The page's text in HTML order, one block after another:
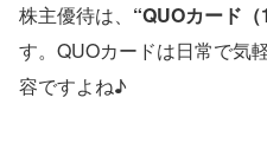
株主優待は、 “QUOカード
す。QUOカードは日常で気
容ですよね♪